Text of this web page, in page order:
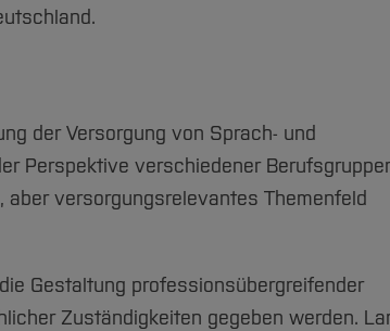
der Versorgung von Sprach- und
Perspektive verschiedener
versorgungsrelevantes Themenfeld
Gestaltung professionsübergreifender
Zuständigkeiten gegeben werden.